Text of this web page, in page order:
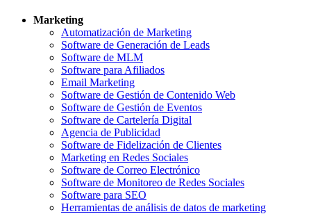
Marketing
Automatización de Marketing
Software de Generación de Leads
Software de MLM
Software para Afiliados
Email Marketing
Software de Gestión de Contenido Web
Software de Gestión de Eventos
Software de Cartelería Digital
Agencia de Publicidad
Software de Fidelización de Clientes
Marketing en Redes Sociales
Software de Correo Electrónico
Software de Monitoreo de Redes Sociales
Software para SEO
Herramientas de análisis de datos de marketing